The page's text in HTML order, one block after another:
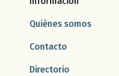
Quiénes somos
Contacto
Directorio